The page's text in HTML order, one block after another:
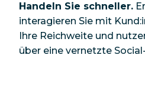
Handeln Sie schneller.
interagieren Sie mit
Ihre Reichweite und
über eine vernetzte